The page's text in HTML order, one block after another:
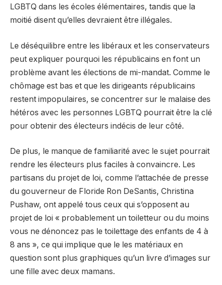
LGBTQ dans les écoles élémentaires, tandis que la
moitié disent qu’elles devraient être illégales.
Le déséquilibre entre les libéraux et les conservateurs
peut expliquer pourquoi les républicains en font un
problème avant les élections de mi-mandat. Comme le
chômage est bas et que les dirigeants républicains
restent impopulaires, se concentrer sur le malaise des
hétéros avec les personnes LGBTQ pourrait être la clé
pour obtenir des électeurs indécis de leur côté.
De plus, le manque de familiarité avec le sujet pourrait
rendre les électeurs plus faciles à convaincre. Les
partisans du projet de loi, comme l’attachée de presse
du gouverneur de Floride Ron DeSantis, Christina
Pushaw, ont appelé tous ceux qui s’opposent au
projet de loi « probablement un toiletteur ou du moins
vous ne dénoncez pas le toilettage des enfants de 4 à
8 ans », ce qui implique que le les matériaux en
question sont plus graphiques qu’un livre d’images sur
une fille avec deux mamans.